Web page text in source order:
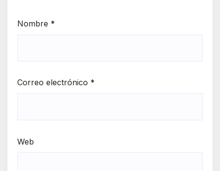
Nombre *
Correo electrónico *
Web